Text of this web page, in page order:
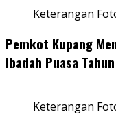
Keterangan
Pemkot Kupang
Ibadah Puasa
Keterangan